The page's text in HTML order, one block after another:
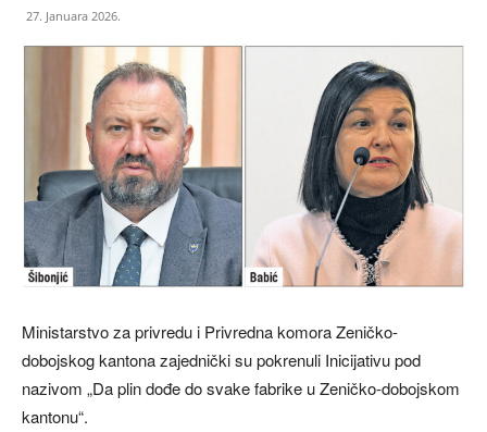
27. Januara 2026.
Ministarstvo za privredu i Privredna komora Zeničko-
dobojskog kantona zajednički su pokrenuli Inicijativu pod
nazivom „Da plin dođe do svake fabrike u Zeničko-dobojskom
kantonu“.